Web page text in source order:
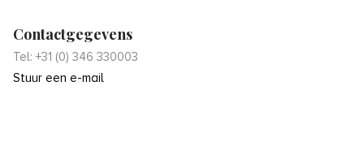
Contactgegevens
Tel: +31 (0) 346 330003
Stuur een e-mail